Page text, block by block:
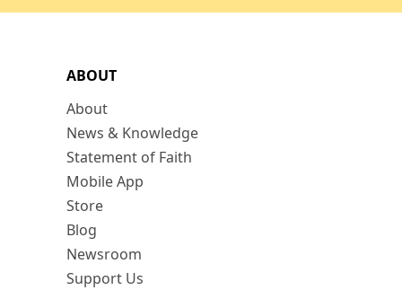
ABOUT
About
News & Knowledge
Statement of Faith
Mobile App
Store
Blog
Newsroom
Support Us